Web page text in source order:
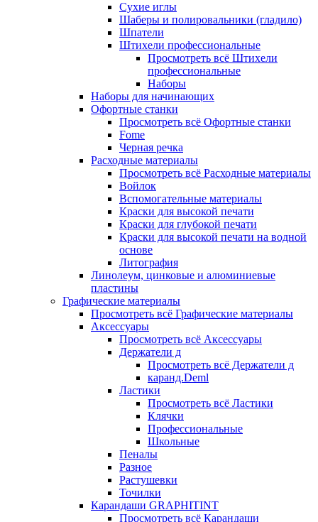
Сухие иглы
Шаберы и полировальники (гладило)
Шпатели
Штихели профессиональные
Просмотреть всё Штихели
профессиональные
Наборы
Наборы для начинающих
Офортные станки
Просмотреть всё Офортные станки
Fome
Черная речка
Расходные материалы
Просмотреть всё Расходные материалы
Войлок
Вспомогательные материалы
Краски для высокой печати
Краски для глубокой печати
Краски для высокой печати на водной
основе
Литография
Линолеум, цинковые и алюминиевые
пластины
Графические материалы
Просмотреть всё Графические материалы
Аксессуары
Просмотреть всё Аксессуары
Держатели д
Просмотреть всё Держатели д
каранд.Deml
Ластики
Просмотреть всё Ластики
Клячки
Профессиональные
Школьные
Пеналы
Разное
Растушевки
Точилки
Карандаши GRAPHITINT
Просмотреть всё Карандаши